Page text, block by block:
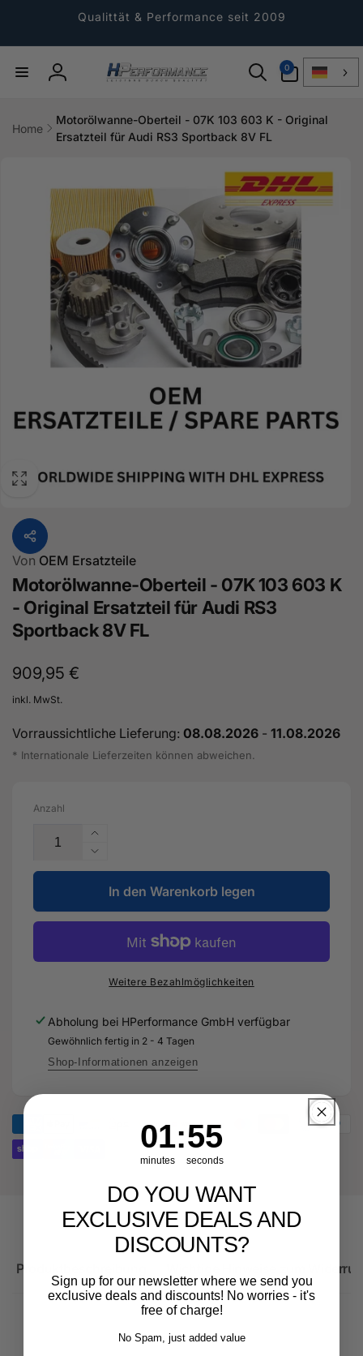
Qualittät & Performance seit 2009
Einloggen
0
Artikel
Home
Motorölwanne-Oberteil - 07K 103 603 K - Original
Ersatzteil für Audi RS3 Sportback 8V FL
Von OEM Ersatzteile
Motorölwanne-Oberteil - 07K 103 603 K
- Original Ersatzteil für Audi RS3
Sportback 8V FL
Normaler
Preis
909,95 €
inkl. MwSt.
Vorraussichtliche Lieferung: 08.08.2026 - 11.08.2026
* Internationale Lieferzeiten können abweichen.
Anzahl
Erhöhe
die
Menge
für
Motorölwanne-
Oberteil
07K
103
-
Original
Ersatzteil
Audi
Sportback
Verringere
die
Menge
für
Motorölwanne-
Oberteil
-
07K
K
-
Original
für
Sportback
In den Warenkorb legen
Weitere Bezahlmöglichkeiten
Abholung bei HPerformance GmbH verfügbar
Gewöhnlich fertig in 2 - 4 Tagen
Shop-Informationen anzeigen
Produktbeschreibung Wichtige Hinweise zum
Countdown ends in:
1
01
minutes
: 55
55
seconds
DO YOU WANT
EXCLUSIVE DEALS AND
DISCOUNTS?
Sign up for our newsletter where we send you
exclusive deals and discounts! No worries - it's
free of charge!
No Spam, just added value